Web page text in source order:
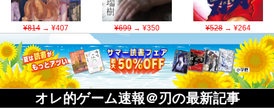
¥814→ ¥407 ¥699→ ¥350 ¥528→ ¥264
オレ的ゲーム速報＠刃の最新記事